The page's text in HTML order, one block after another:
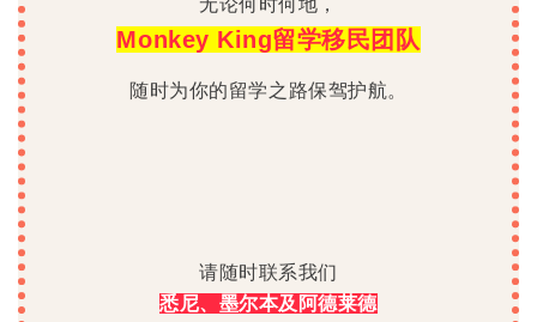
Monkey King留学移民团队
随时为你的留学之路保驾护航。
请随时联系我们
悉尼、墨尔本及阿德莱德